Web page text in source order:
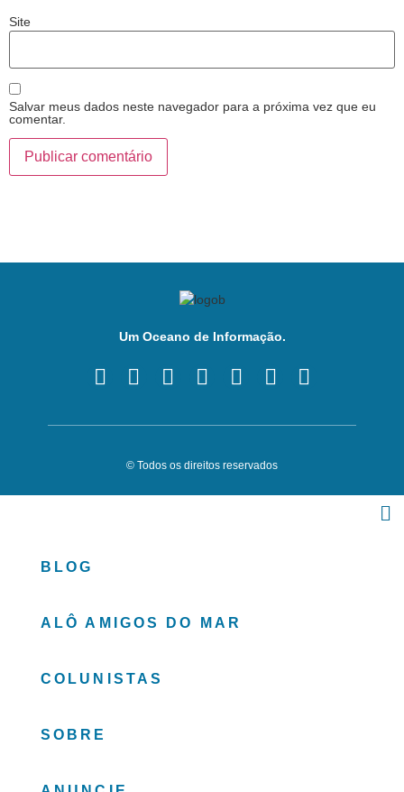
Site
Salvar meus dados neste navegador para a próxima vez que eu
comentar.
Um Oceano de Informação.
© Todos os direitos reservados
BLOG
ALÔ AMIGOS DO MAR
COLUNISTAS
SOBRE